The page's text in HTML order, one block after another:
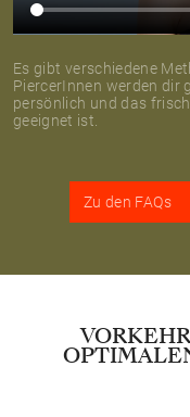
Es gibt verschiedene
PiercerInnen werden dir
persönlich und das
geeignet ist.
Zu den FAQs